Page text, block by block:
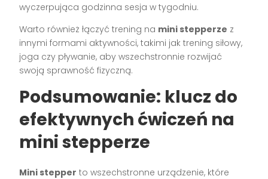
wyczerpująca godzinna sesja w tygodniu.
Warto również łączyć trening na mini stepperze z
innymi formami aktywności, takimi jak trening siłowy,
joga czy pływanie, aby wszechstronnie rozwijać
swoją sprawność fizyczną.
Podsumowanie: klucz do
efektywnych ćwiczeń na
mini stepperze
Mini stepper to wszechstronne urządzenie, które